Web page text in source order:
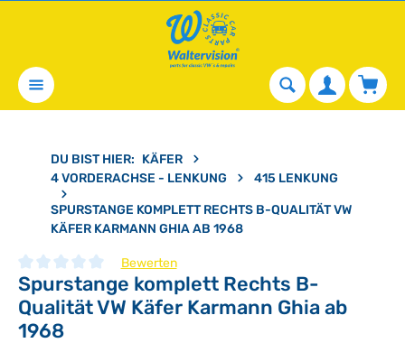
DU BIST HIER: KÄFER
4 VORDERACHSE - LENKUNG
415 LENKUNG
SPURSTANGE KOMPLETT RECHTS B-QUALITÄT VW
KÄFER KARMANN GHIA AB 1968
Durchschnittliche Bewertung von 0 von 5 Sternen
Bewerten
Spurstange komplett Rechts B-
Qualität VW Käfer Karmann Ghia ab
1968